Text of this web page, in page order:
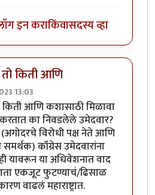
इन कराकिंवासदस्य व्हा
किती आणि
13:03
आणि कशासाठी मिळावा
का निवडलेले उमेदवार?
विरोधी पक्ष नेते आणि
कॉंग्रेस उमेदवारांना
यावरून या अधिवेशनात वाद
एकजूट फुटण्याचं/ढिसाळ
वाढलं महाराष्ट्रात.